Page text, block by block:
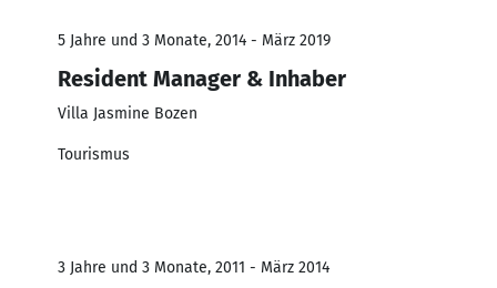
5 Jahre und 3 Monate, 2014 - März 2019
Resident Manager & Inhaber
Villa Jasmine Bozen
Tourismus
3 Jahre und 3 Monate, 2011 - März 2014